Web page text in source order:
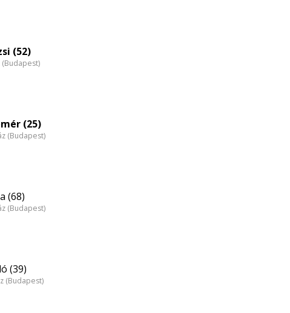
(52)
(Budapest)
(25)
(Budapest)
(68)
(Budapest)
(39)
(Budapest)